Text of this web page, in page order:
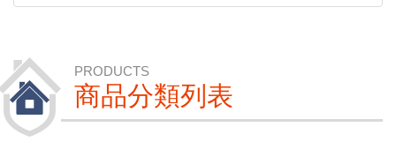
PRODUCTS
商品分類列表